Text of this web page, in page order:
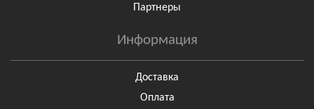
Партнеры
Информация
Доставка
Оплата